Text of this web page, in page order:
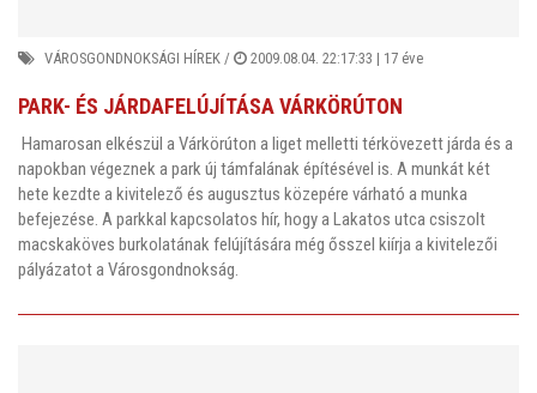
VÁROSGONDNOKSÁGI HÍREK / 2009.08.04. 22:17:33 | 17 éve
PARK- ÉS JÁRDAFELÚJÍTÁSA VÁRKÖRÚTON
Hamarosan elkészül a Várkörúton a liget melletti térkövezett járda és a
napokban végeznek a park új támfalának építésével is. A munkát két
hete kezdte a kivitelező és augusztus közepére várható a munka
befejezése. A parkkal kapcsolatos hír, hogy a Lakatos utca csiszolt
macskaköves burkolatának felújítására még ősszel kiírja a kivitelezői
pályázatot a Városgondnokság.